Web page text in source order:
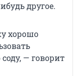
другое.
хорошо
— говорит